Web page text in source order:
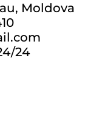
Moldova
24